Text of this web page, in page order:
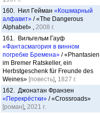
160. Нил Гейман «Кошмарный
алфавит» / «The Dangerous
Alphabet» , 2008 г.
161. Вильгельм Гауф
«Фантасмагория в винном
погребке Бремена» / «Phantasien
im Bremer Ratskeller, ein
Herbstgeschenk für Freunde des
Weines» [повесть], 1827 г.
162. Джонатан Франзен
«Перекрёстки» / «Crossroads»
[роман], 2021 г.